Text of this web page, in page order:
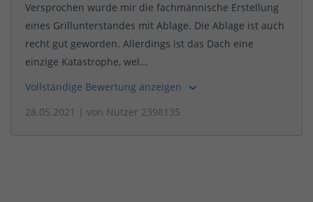
Versprochen wurde mir die fachmännische Erstellung
eines Grillunterstandes mit Ablage. Die Ablage ist auch
recht gut geworden. Allerdings ist das Dach eine
einzige Katastrophe, wel...
Vollständige Bewertung anzeigen
28.05.2021 | von Nutzer 2398135